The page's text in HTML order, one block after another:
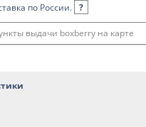
по России. ?
выдачи boxberry на карте